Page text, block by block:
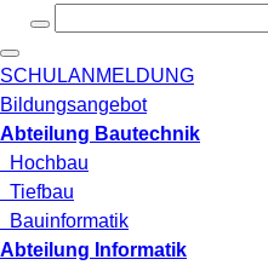
SCHULANMELDUNG
Bildungsangebot
Abteilung Bautechnik
Hochbau
Tiefbau
Bauinformatik
Abteilung Informatik